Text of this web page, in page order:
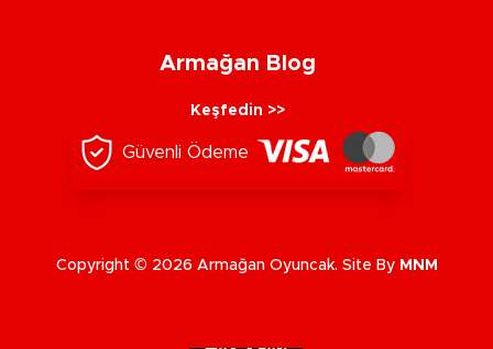
Armağan Blog
Keşfedin >>
Güvenli Ödeme
Copyright © 2026 Armağan Oyuncak. Site By MNM